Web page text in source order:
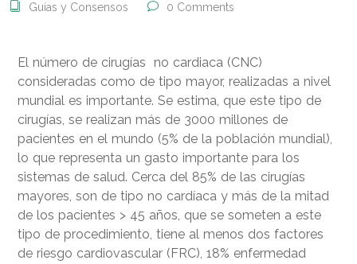
Guías y Consensos 0 Comments
El número de cirugías no cardiaca (CNC)
consideradas como de tipo mayor, realizadas a nivel
mundial es importante. Se estima, que este tipo de
cirugías, se realizan más de 3000 millones de
pacientes en el mundo (5% de la población mundial),
lo que representa un gasto importante para los
sistemas de salud. Cerca del 85% de las cirugías
mayores, son de tipo no cardíaca y más de la mitad
de los pacientes > 45 años, que se someten a este
tipo de procedimiento, tiene al menos dos factores
de riesgo cardiovascular (FRC), 18% enfermedad